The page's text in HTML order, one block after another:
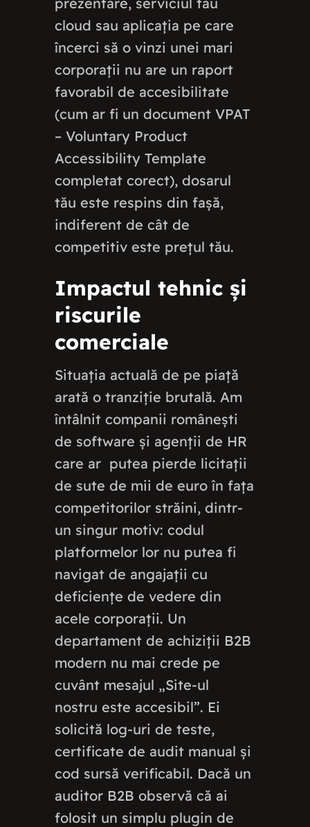
cloud sau aplicația pe care
încerci să o vinzi unei mari
corporații nu are un raport
favorabil de accesibilitate
(cum ar fi un document VPAT
– Voluntary Product
Accessibility Template
completat corect), dosarul
tău este respins din fașă,
indiferent de cât de
competitiv este prețul tău.
Impactul tehnic și
riscurile
comerciale
Situația actuală de pe piață
arată o tranziție brutală. Am
întâlnit companii românești
de software și agenții de HR
care ar putea pierde licitații
de sute de mii de euro în fața
competitorilor străini, dintr-
un singur motiv: codul
platformelor lor nu putea fi
navigat de angajații cu
deficiențe de vedere din
acele corporații. Un
departament de achiziții B2B
modern nu mai crede pe
cuvânt mesajul „Site-ul
nostru este accesibil”. Ei
solicită log-uri de teste,
certificate de audit manual și
cod sursă verificabil. Dacă un
auditor B2B observă că ai
folosit un simplu plugin de